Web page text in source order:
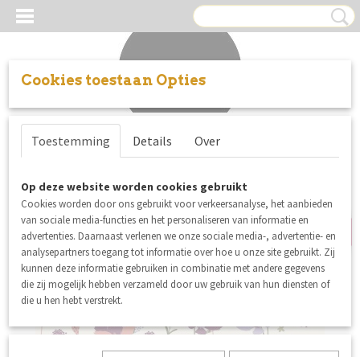
Inloggen Registreren
summer sale
Cookies toestaan Opties
Toestemming Details Over
Op deze website worden cookies gebruikt
Cookies worden door ons gebruikt voor verkeersanalyse, het aanbieden
van sociale media-functies en het personaliseren van informatie en
advertenties. Daarnaast verlenen we onze sociale media-, advertentie- en
analysepartners toegang tot informatie over hoe u onze site gebruikt. Zij
kunnen deze informatie gebruiken in combinatie met andere gegevens
die zij mogelijk hebben verzameld door uw gebruik van hun diensten of
die u hen hebt verstrekt.